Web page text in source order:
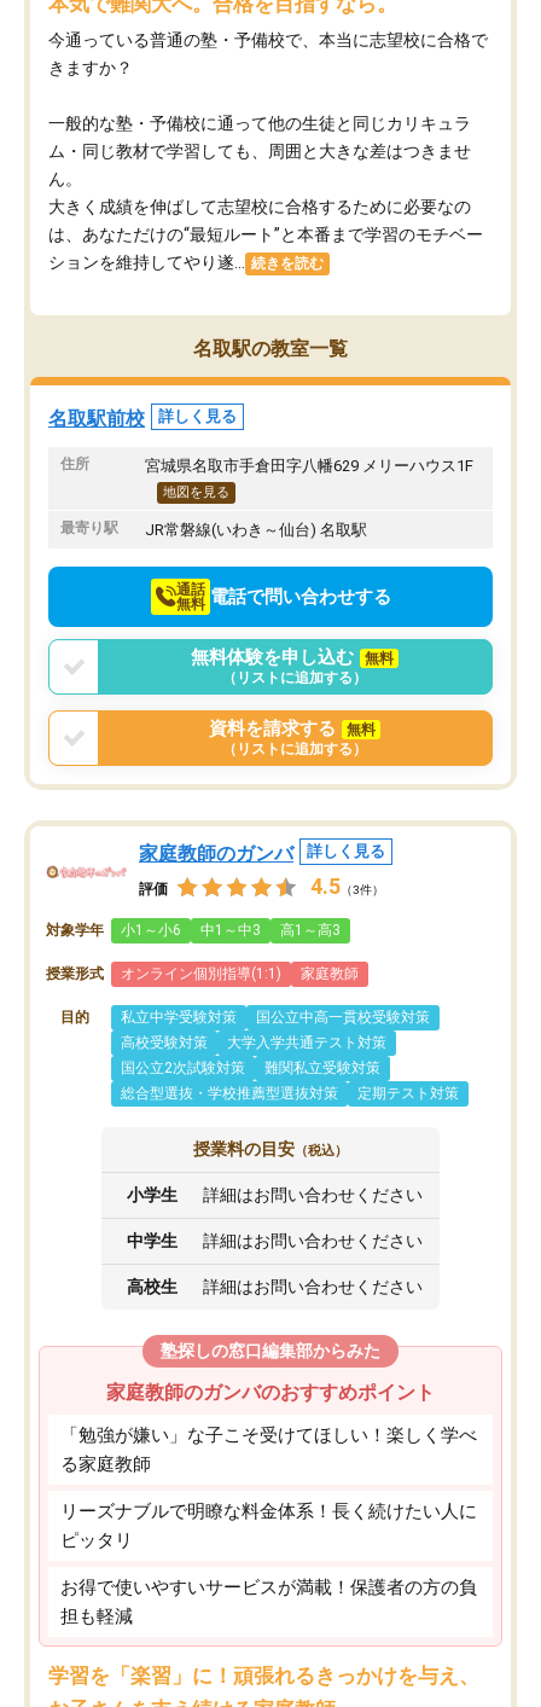
今通っている普通の塾・予備校で、本当に志望校に合格で
きますか？
一般的な塾・予備校に通って他の生徒と同じカリキュラ
ム・同じ教材で学習しても、周囲と大きな差はつきませ
ん。
大きく成績を伸ばして志望校に合格するために必要なの
は、あなただけの“最短ルート”と本番まで学習のモチベー
ションを維持してやり遂...
続きを読む
名取駅の教室一覧
名取駅前校 詳しく見る
住所 宮城県名取市手倉田字八幡629 メリーハウス1F
地図を見る
最寄り駅 JR常磐線(いわき～仙台) 名取駅
通話
無料 電話で問い合わせする
無料体験を申し込む
無料
（リストに追加する）
資料を請求する
無料
（リストに追加する）
家庭教師のガンバ 詳しく見る
評価 4.5 （3件）
対象学年 小1～小6 中1～中3 高1～高3
授業形式 オンライン個別指導(1:1) 家庭教師
目的 私立中学受験対策
国公立中高一貫校受験対策
高校受験対策
大学入学共通テスト対策
国公立2次試験対策
難関私立受験対策
総合型選抜・学校推薦型選抜対策
定期テスト対策
授業料の目安 （税込）
小学生 詳細はお問い合わせください
中学生 詳細はお問い合わせください
高校生 詳細はお問い合わせください
塾探しの窓口編集部からみた
家庭教師のガンバのおすすめポイント
「勉強が嫌い」な子こそ受けてほしい！楽しく学べ
る家庭教師
リーズナブルで明瞭な料金体系！長く続けたい人に
ピッタリ
お得で使いやすいサービスが満載！保護者の方の負
担も軽減
学習を「楽習」に！頑張れるきっかけを与え、